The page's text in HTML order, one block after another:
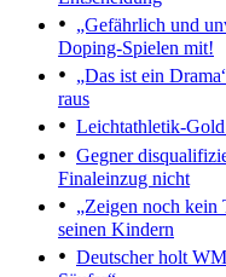
„Gefährlich und
Doping-Spielen mit!
„Das ist ein
raus
Leichtathletik-Gold
Gegner
Finaleinzug nicht
„Zeigen noch kein
seinen Kindern
Deutscher holt